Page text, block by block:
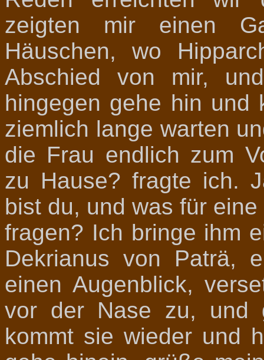
zeigten mir einen
Häuschen, wo
Abschied von mir,
hingegen gehe hin und
ziemlich lange warten
die Frau endlich zum
zu Hause? fragte ich.
bist du, und was für
fragen? Ich bringe ihm
Dekrianus von Paträ,
einen Augenblick,
vor der Nase zu, und
kommt sie wieder und